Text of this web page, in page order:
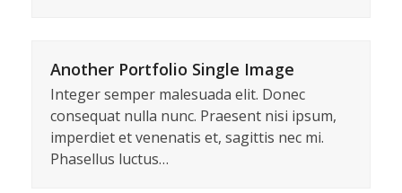
Another Portfolio Single Image
Integer semper malesuada elit. Donec
consequat nulla nunc. Praesent nisi ipsum,
imperdiet et venenatis et, sagittis nec mi.
Phasellus luctus…